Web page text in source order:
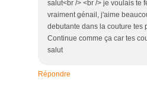
salut<br /> <br /> je voulais te
vraiment génail, j'aime
debutante dans la couture tes
Continue comme ça car tes
salut
Répondre